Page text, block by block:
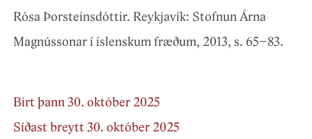
Rósa Þorsteinsdóttir. Reykjavík: Stofnun Árna
Magnússonar í íslenskum fræðum, 2013, s. 65–83.
Birt þann 30. október 2025
Síðast breytt 30. október 2025